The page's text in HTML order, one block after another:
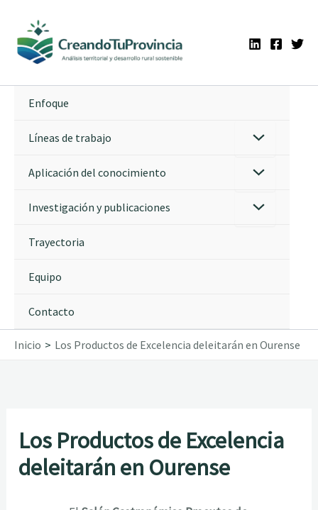
contenido
Enfoque
Líneas de trabajo
Aplicación del conocimiento
Investigación y publicaciones
Trayectoria
Equipo
Contacto
Inicio Los Productos de Excelencia deleitarán en Ourense
Los Productos de Excelencia
deleitarán en Ourense